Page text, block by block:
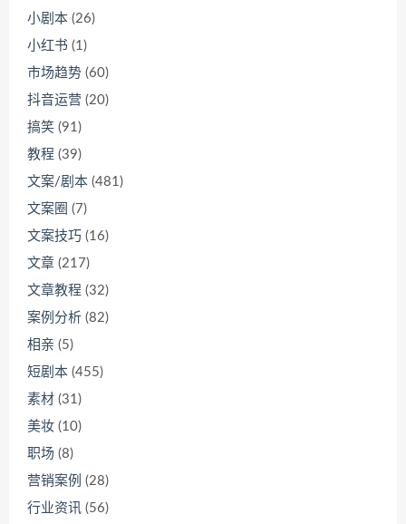
小剧本 (26)
小红书 (1)
市场趋势 (60)
抖音运营 (20)
搞笑 (91)
教程 (39)
文案/剧本 (481)
文案圈 (7)
文案技巧 (16)
文章 (217)
文章教程 (32)
案例分析 (82)
相亲 (5)
短剧本 (455)
素材 (31)
美妆 (10)
职场 (8)
营销案例 (28)
行业资讯 (56)